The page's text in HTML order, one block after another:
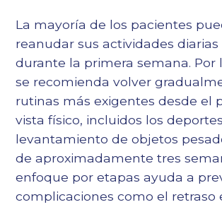
La mayoría de los pacientes
reanudar sus actividades diarias
durante la primera semana. Por
se recomienda volver
rutinas más exigentes desde el
vista físico, incluidos los
levantamiento de objetos
de aproximadamente tres
enfoque por etapas ayuda a
complicaciones como el retraso